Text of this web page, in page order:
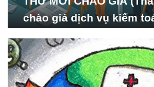
chào giá dịch vụ kiểm
Nghiên cứu Phát triển Xã
hội_ISDS)